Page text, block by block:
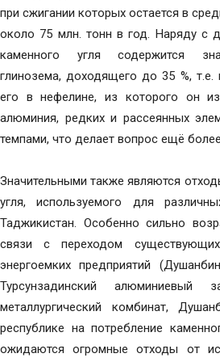
при сжигании которых остается в
около 75 млн. тонн в год. Наряду с
каменного угля содержится
глинозема, доходящего до 35 %, т.е.
его в нефелине, из которого он
алюминия, редких и рассеянных
темпами, что делает вопрос ещё
Значительными также являются
угля, используемого для
Таджикистан. Особенно сильно
связи с переходом
энергоемких предприятий
Турсунзадинский алюминиевый
металлургический комбинат,
республике на потребление
ожидаются огромные отходы от